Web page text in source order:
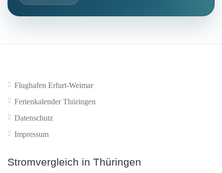
Flughafen Erfurt-Weimar
Ferienkalender Thüringen
Datenschutz
Impressum
Stromvergleich in Thüringen